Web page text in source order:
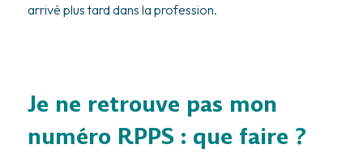
arrivé plus tard dans la profession.
Je ne retrouve pas mon
numéro RPPS : que faire ?